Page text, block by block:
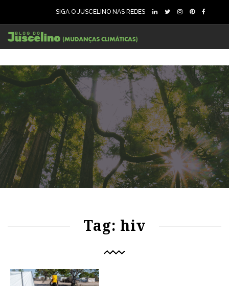
SIGA O JUSCELINO NAS REDES
Tag: hiv